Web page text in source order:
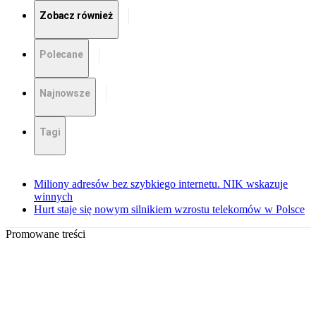
Zobacz również
Polecane
Najnowsze
Tagi
Miliony adresów bez szybkiego internetu. NIK wskazuje
winnych
Hurt staje się nowym silnikiem wzrostu telekomów w Polsce
Promowane treści